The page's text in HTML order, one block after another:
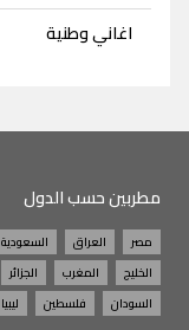
اغاني وطنية
مطربين حسب الدول
مصر العراق السعودية
الخليج
المغرب الجزائر
السودان
فلسطين ليبيا